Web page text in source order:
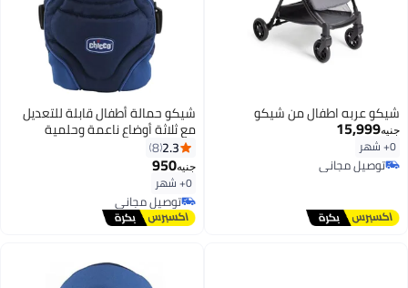
شيكو عربه اطفال من شيكو
جنيه15,999
0+ شهر
توصيل مجاني
توصيل مجاني
شيكو حمالة أطفال قابلة للتعديل
مع ثلاثة أوضاع ناعمة وحلمية
2.3
8
جنيه950
0+ شهر
توصيل مجاني
توصيل مجاني